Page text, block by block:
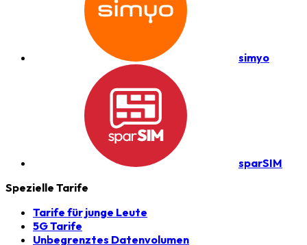
simyo
sparSIM
Spezielle Tarife
Tarife für junge Leute
5G Tarife
Unbegrenztes Datenvolumen